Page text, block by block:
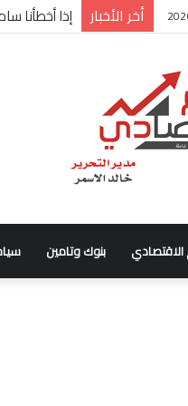
أخر الأخبار إذا أخطأنا
الاقتصادي بنوك وتامين